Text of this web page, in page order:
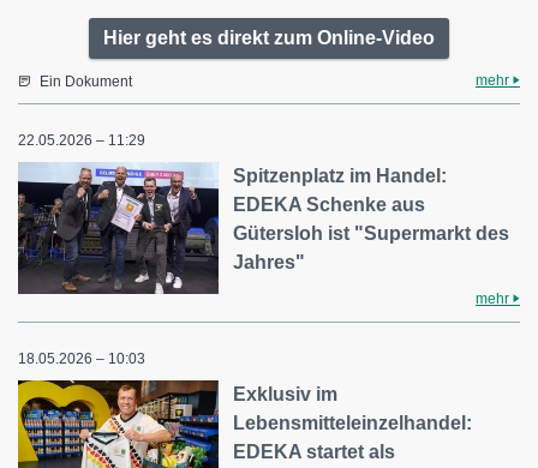
Hier geht es direkt zum Online-Video
Ein Dokument mehr
22.05.2026 – 11:29
Spitzenplatz im Handel:
EDEKA Schenke aus
Gütersloh ist "Supermarkt des
Jahres"
mehr
18.05.2026 – 10:03
Exklusiv im
Lebensmitteleinzelhandel:
EDEKA startet als